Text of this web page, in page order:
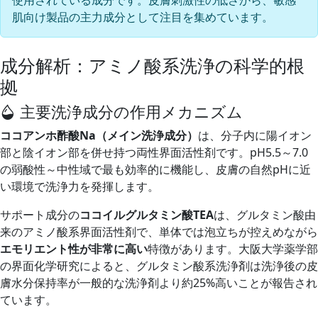
肌向け製品の主力成分として注目を集めています。
成分解析：アミノ酸系洗浄の科学的根
拠
主要洗浄成分の作用メカニズム
ココアンホ酢酸Na（メイン洗浄成分） は、分子内に陽イオン
部と陰イオン部を併せ持つ両性界面活性剤です。pH5.5～7.0
の弱酸性～中性域で最も効率的に機能し、皮膚の自然pHに近
い環境で洗浄力を発揮します。
サポート成分のココイルグルタミン酸TEAは、グルタミン酸由
来のアミノ酸系界面活性剤で、単体では泡立ちが控えめながら
エモリエント性が非常に高い特徴があります。大阪大学薬学部
の界面化学研究によると、グルタミン酸系洗浄剤は洗浄後の皮
膚水分保持率が一般的な洗浄剤より約25%高いことが報告され
ています。